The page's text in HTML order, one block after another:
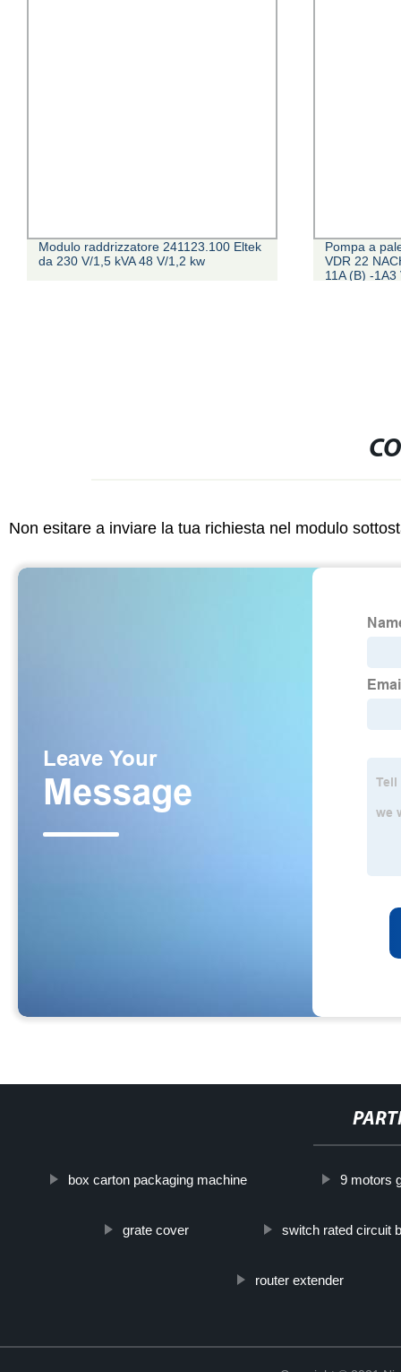
Modulo raddrizzatore 241123.100 Eltek
da 230 V/1,5 kVA 48 V/1,2 kw
Pompa a
VDR 22
11A (B) -
Non esitare a inviare la tua richiesta nel modulo
box carton packaging machine 9 motors
grate cover switch rated circuit
router extender